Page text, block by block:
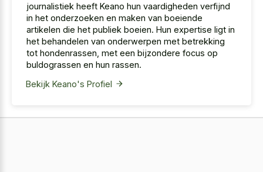
journalistiek heeft Keano hun vaardigheden verfijnd
in het onderzoeken en maken van boeiende
artikelen die het publiek boeien. Hun expertise ligt in
het behandelen van onderwerpen met betrekking
tot hondenrassen, met een bijzondere focus op
buldograssen en hun rassen.
Bekijk Keano's Profiel